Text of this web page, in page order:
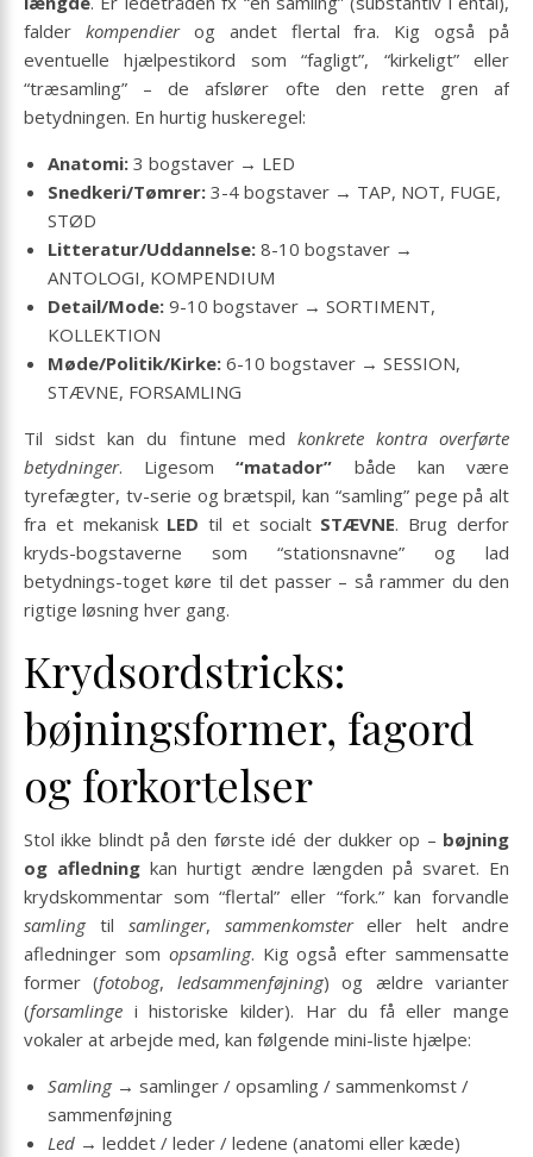
falder kompendierog andet flertal fra. Kig også på
eventuelle hjælpestikord som “fagligt”, “kirkeligt” eller
“træsamling” – de afslører ofte den rette gren af
betydningen. En hurtig huskeregel:
Anatomi: 3 bogstaver → LED
Snedkeri/Tømrer: 3-4 bogstaver → TAP, NOT, FUGE,
STØD
Litteratur/Uddannelse: 8-10 bogstaver →
ANTOLOGI, KOMPENDIUM
Detail/Mode: 9-10 bogstaver → SORTIMENT,
KOLLEKTION
Møde/Politik/Kirke: 6-10 bogstaver → SESSION,
STÆVNE, FORSAMLING
Til sidst kan du fintune med konkrete kontra overførte
betydninger. Ligesom“matador” både kan være
tyrefægter, tv-serie og brætspil, kan “samling” pege på alt
fra et mekanisk LED til et socialt STÆVNE. Brug derfor
kryds-bogstaverne som “stationsnavne” og lad
betydnings-toget køre til det passer – så rammer du den
rigtige løsning hver gang.
Krydsordstricks:
bøjningsformer, fagord
og forkortelser
Stol ikke blindt på den første idé der dukker op – bøjning
og afledningkan hurtigt ændre længden på svaret. En
krydskommentar som “flertal” eller “fork.” kan forvandle
samlingtil samlinger, sammenkomstereller helt andre
afledninger som opsamling. Kig også efter sammensatte
former (fotobog, ledsammenføjning) og ældre varianter
(forsamlinge i historiske kilder). Har du få eller mange
vokaler at arbejde med, kan følgende mini-liste hjælpe:
Samling→ samlinger / opsamling / sammenkomst /
sammenføjning
Led → leddet / leder / ledene (anatomi eller kæde)